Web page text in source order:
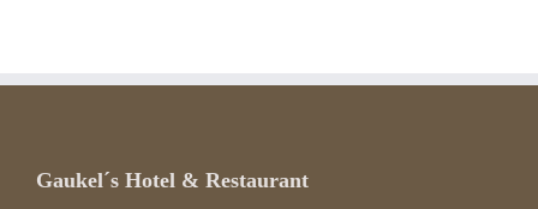
Gaukel´s Hotel & Restaurant